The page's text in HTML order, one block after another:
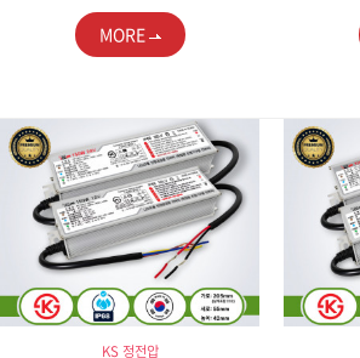
MORE
KS 정전압